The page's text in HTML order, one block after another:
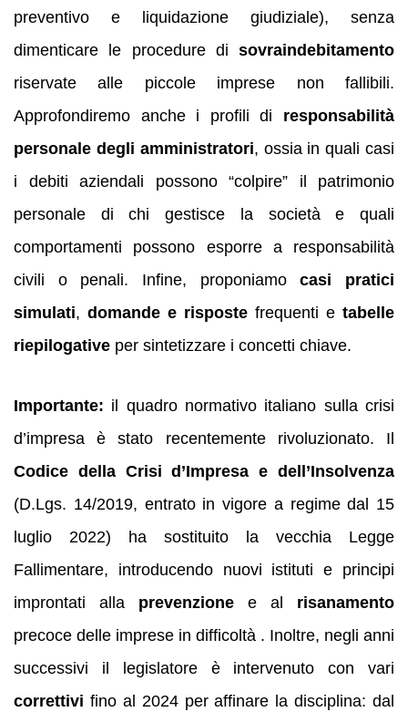
preventivo e liquidazione giudiziale), senza
dimenticare le procedure di sovraindebitamento
riservate alle piccole imprese non fallibili.
Approfondiremo anche i profili di responsabilità
personale degli amministratori, ossia in quali casi
i debiti aziendali possono “colpire” il patrimonio
personale di chi gestisce la società e quali
comportamenti possono esporre a responsabilità
civili o penali. Infine, proponiamocasi pratici
simulati, domande e risposte frequenti e tabelle
riepilogative per sintetizzare i concetti chiave.
Importante: il quadro normativo italiano sulla crisi
d’impresa è stato recentemente rivoluzionato. Il
Codice della Crisi d’Impresa e dell’Insolvenza
(D.Lgs. 14/2019, entrato in vigore a regime dal 15
luglio 2022) ha sostituito la vecchia Legge
Fallimentare, introducendo nuovi istituti e principi
improntati alla prevenzione e al risanamento
precoce delle imprese in difficoltà . Inoltre, negli anni
successivi il legislatore è intervenuto con vari
correttivi fino al 2024 per affinare la disciplina: dal